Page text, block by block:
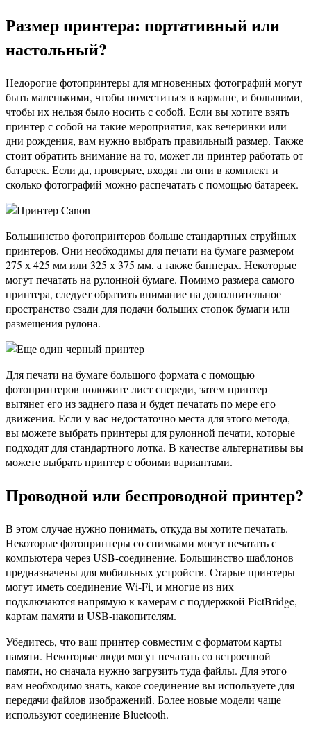
Размер принтера: портативный или
настольный?
Недорогие фотопринтеры для мгновенных фотографий могут
быть маленькими, чтобы поместиться в кармане, и большими,
чтобы их нельзя было носить с собой. Если вы хотите взять
принтер с собой на такие мероприятия, как вечеринки или
дни рождения, вам нужно выбрать правильный размер. Также
стоит обратить внимание на то, может ли принтер работать от
батареек. Если да, проверьте, входят ли они в комплект и
сколько фотографий можно распечатать с помощью батареек.
Большинство фотопринтеров больше стандартных струйных
принтеров. Они необходимы для печати на бумаге размером
275 х 425 мм или 325 х 375 мм, а также баннерах. Некоторые
могут печатать на рулонной бумаге. Помимо размера самого
принтера, следует обратить внимание на дополнительное
пространство сзади для подачи больших стопок бумаги или
размещения рулона.
Для печати на бумаге большого формата с помощью
фотопринтеров положите лист спереди, затем принтер
вытянет его из заднего паза и будет печатать по мере его
движения. Если у вас недостаточно места для этого метода,
вы можете выбрать принтеры для рулонной печати, которые
подходят для стандартного лотка. В качестве альтернативы вы
можете выбрать принтер с обоими вариантами.
Проводной или беспроводной принтер?
В этом случае нужно понимать, откуда вы хотите печатать.
Некоторые фотопринтеры со снимками могут печатать с
компьютера через USB-соединение. Большинство шаблонов
предназначены для мобильных устройств. Старые принтеры
могут иметь соединение Wi-Fi, и многие из них
подключаются напрямую к камерам с поддержкой PictBridge,
картам памяти и USB-накопителям.
Убедитесь, что ваш принтер совместим с форматом карты
памяти. Некоторые люди могут печатать со встроенной
памяти, но сначала нужно загрузить туда файлы. Для этого
вам необходимо знать, какое соединение вы используете для
передачи файлов изображений. Более новые модели чаще
используют соединение Bluetooth.